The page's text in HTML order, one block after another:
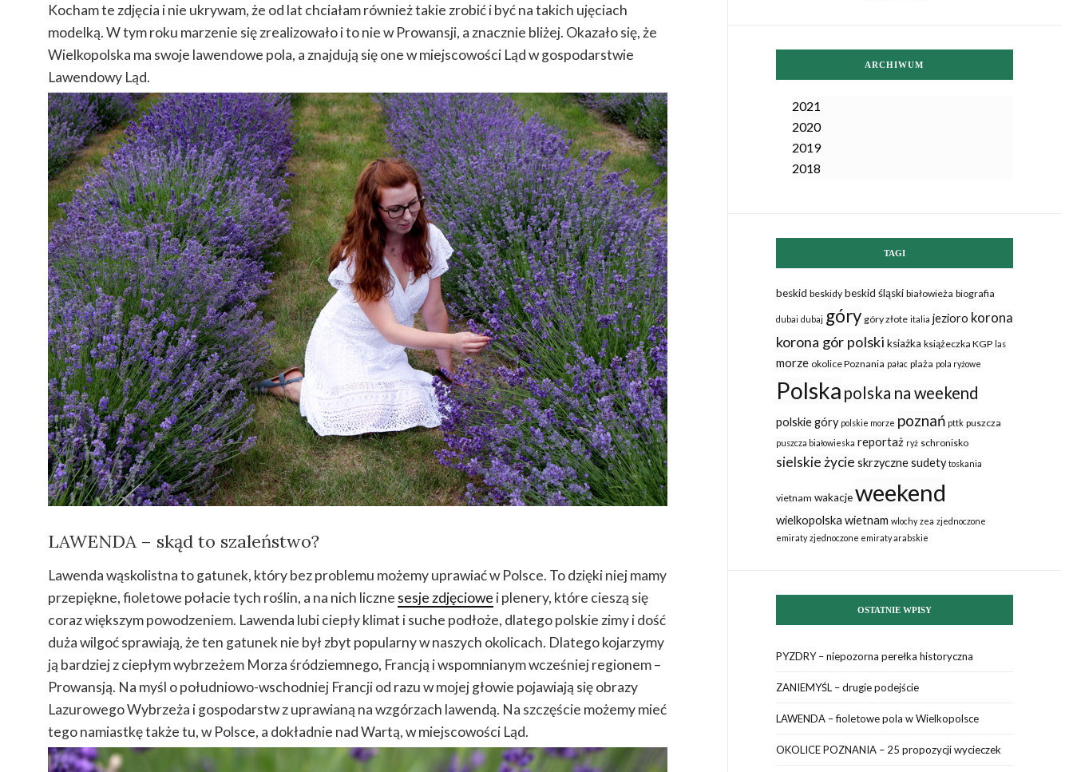
Kocham te zdjęcia i nie ukrywam, że od lat chciałam również takie zrobić i być na takich ujęciach
modelką. W tym roku marzenie się zrealizowało i to nie w Prowansji, a znacznie bliżej. Okazało się, że
Wielkopolska ma swoje lawendowe pola, a znajdują się one w miejscowości Ląd w gospodarstwie
Lawendowy Ląd.
LAWENDA – skąd to szaleństwo?
Lawenda wąskolistna to gatunek, który bez problemu możemy uprawiać w Polsce. To dzięki niej mamy
przepiękne, fioletowe połacie tych roślin, a na nich liczne sesje zdjęciowe i plenery, które cieszą się
coraz większym powodzeniem. Lawenda lubi ciepły klimat i suche podłoże, dlatego polskie zimy i dość
duża wilgoć sprawiają, że ten gatunek nie był zbyt popularny w naszych okolicach. Dlatego kojarzymy
ją bardziej z ciepłym wybrzeżem Morza śródziemnego, Francją i wspomnianym wcześniej regionem –
Prowansją. Na myśl o południowo-wschodniej Francji od razu w mojej głowie pojawiają się obrazy
Lazurowego Wybrzeża i gospodarstw z uprawianą na wzgórzach lawendą. Na szczęście możemy mieć
tego namiastkę także tu, w Polsce, a dokładnie nad Wartą, w miejscowości Ląd.
ARCHIWUM
2021
2020
2019
2018
TAGI
beskid beskidy beskid śląski białowieża biografia
dubai dubaj góry góry złote italia jezioro korona
korona gór polski ksiażka książeczka KGP las
morze okolice Poznania pałac plaża pola ryżowe
Polska polska na weekend
polskie góry polskie morze poznań pttk puszcza
puszcza białowieska reportaż ryż schronisko
sielskie życie skrzycznesudety toskania
vietnam wakacjeweekend
wielkopolska wietnam wlochy zea zjednoczone
emiraty zjednoczone emiraty arabskie
OSTATNIE WPISY
PYZDRY – niepozorna perełka historyczna
ZANIEMYŚL – drugie podejście
LAWENDA – fioletowe pola w Wielkopolsce
OKOLICE POZNANIA – 25 propozycji wycieczek